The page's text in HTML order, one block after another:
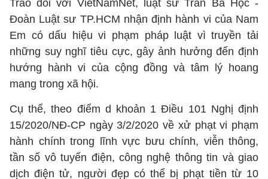
Trao đổi với VietNamNet, luật sư Trần Bá Học -
Đoàn Luật sư TP.HCM nhận định hành vi của Nam
Em có dấu hiệu vi phạm pháp luật vì truyền tải
những suy nghĩ tiêu cực, gây ảnh hưởng đến định
hướng hành vi của cộng đồng và tâm lý hoang
mang trong xã hội.
Cụ thể, theo điểm d khoản 1 Điều 101 Nghị định
15/2020/NĐ-CP ngày 3/2/2020 về xử phạt vi phạm
hành chính trong lĩnh vực bưu chính, viễn thông,
tần số vô tuyến điện, công nghệ thông tin và giao
dịch điện tử, người đẹp có thể bị phạt tiền từ 10